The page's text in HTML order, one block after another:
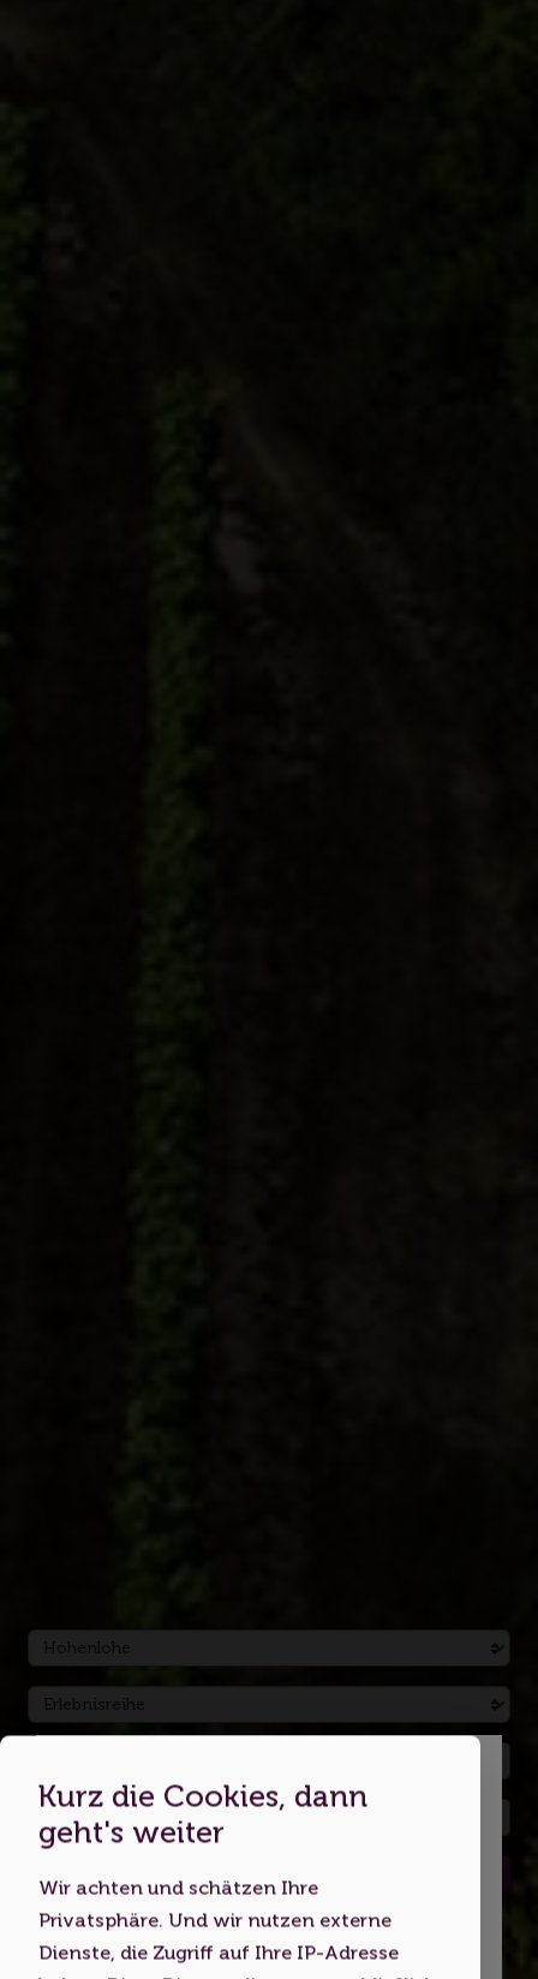
Dies ist eine Webseite für
Erwachsene
Indem Sie diese Website nutzen,
bestätigen Sie, dass Sie mindestens 18
Kurz die Cookies, dann
geht's weiter
Wir achten und schätzen Ihre
Privatsphäre. Und wir nutzen externe
Dienste, die Zugriff auf Ihre IP-Adresse